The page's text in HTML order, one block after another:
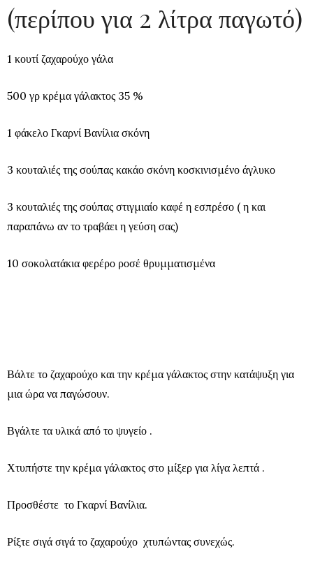
(περίπου για 2 λίτρα παγωτό)
1 κουτί ζαχαρούχο γάλα
500 γρ κρέμα γάλακτος 35 %
1 φάκελο Γκαρνί Βανίλια σκόνη
3 κουταλιές της σούπας κακάο σκόνη κοσκινισμένο άγλυκο
3 κουταλιές της σούπας στιγμιαίο καφέ η εσπρέσο ( η και
παραπάνω αν το τραβάει η γεύση σας)
10 σοκολατάκια φερέρο ροσέ θρυμματισμένα
Βάλτε το ζαχαρούχο και την κρέμα γάλακτος στην κατάψυξη για
μια ώρα να παγώσουν.
Βγάλτε τα υλικά από το ψυγείο .
Χτυπήστε την κρέμα γάλακτος στο μίξερ για λίγα λεπτά .
Προσθέστε το Γκαρνί Βανίλια.
Ρίξτε σιγά σιγά το ζαχαρούχο χτυπώντας συνεχώς.